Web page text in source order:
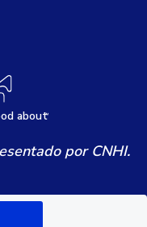
about
por CNHI.